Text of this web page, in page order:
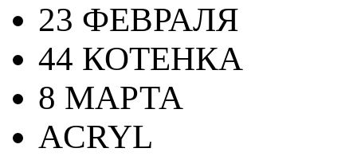
23 ФЕВРАЛЯ
44 КОТЕНКА
8 МАРТА
ACRYL